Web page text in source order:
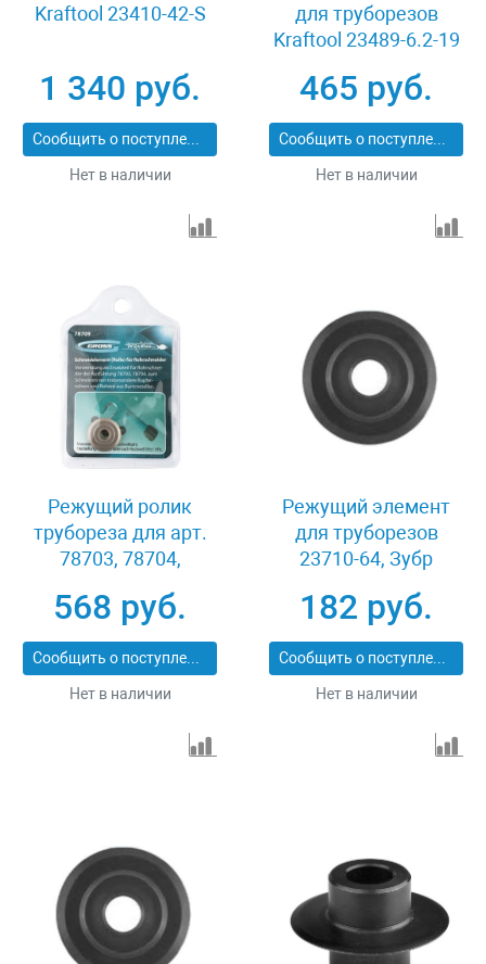
Kraftool 23410-42-S
1 340 руб.
Сообщить о поступлении
Нет в наличии
для труборезов
Kraftool 23489-6.2-19
465 руб.
Сообщить о поступлении
Нет в наличии
Режущий ролик
трубореза для арт.
78703, 78704,
резки труб из
нержавеющей стали
и из цветных
металлов Gross 78709
568 руб.
Сообщить о поступлении
Нет в наличии
Режущий элемент
для труборезов
23710-64, Зубр
182 руб.
Сообщить о поступлении
Нет в наличии